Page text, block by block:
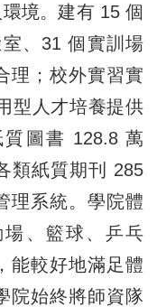
境。建有 15 個
、31 個實訓場
理；校外實習實
型人才培養提供
圖書 128.8 萬
類紙質期刊 285
理系統。學院體
、籃球、乒乓
能較好地滿足體
院始終將師資隊